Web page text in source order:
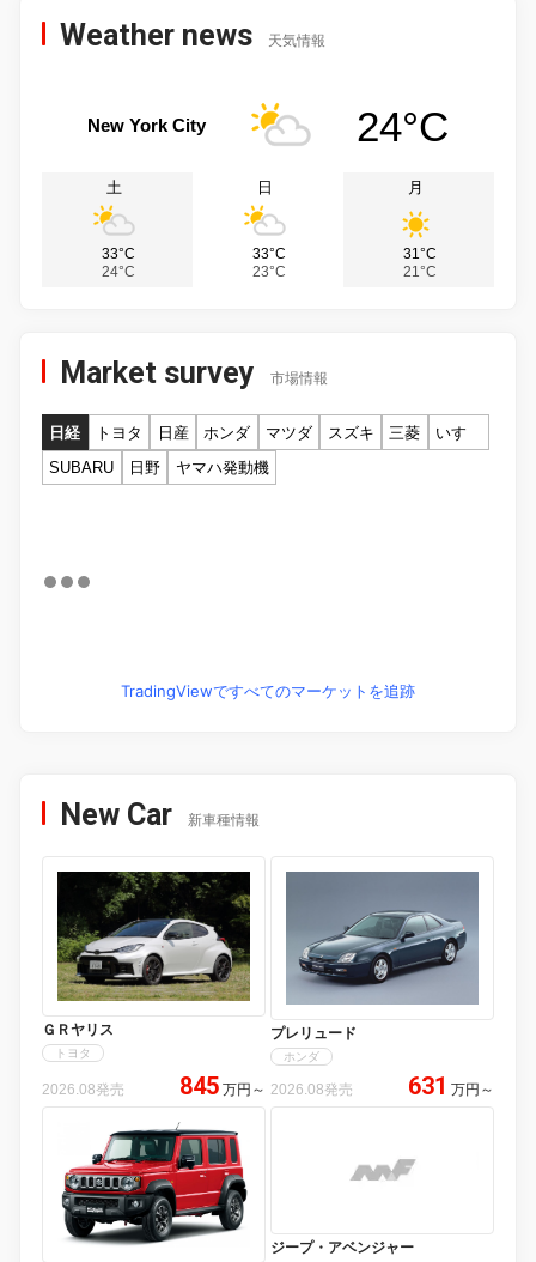
Weather news 天気情報
New York City 24°C
土
33°C
24°C
日
33°C
23°C
月
31°C
21°C
Market survey 市場情報
日経 トヨタ 日産 ホンダ マツダ スズキ 三菱
いすゞ
SUBARU
日野 ヤマハ発動機
TradingViewですべてのマーケットを追跡
New Car 新車種情報
ＧＲヤリス
トヨタ
2026.08発売 845 万円 ～
プレリュード
ホンダ
2026.08発売 631 万円 ～
ジープ・アベンジャー